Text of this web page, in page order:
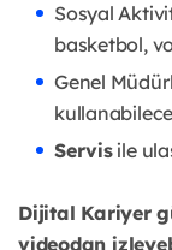
Sosyal
basketbol,
Genel
Servisile
Dijital Kariyer
videodan